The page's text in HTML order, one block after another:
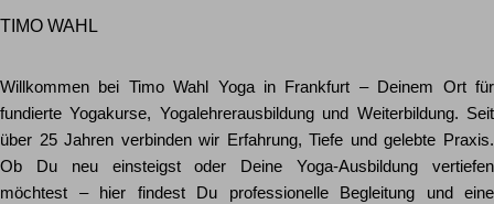
TIMO WAHL
Willkommen bei Timo Wahl Yoga in Frankfurt – Deinem Ort für
fundierte Yogakurse, Yogalehrerausbildung und Weiterbildung. Seit
über 25 Jahren verbinden wir Erfahrung, Tiefe und gelebte Praxis.
Ob Du neu einsteigst oder Deine Yoga-Ausbildung vertiefen
möchtest – hier findest Du professionelle Begleitung und eine